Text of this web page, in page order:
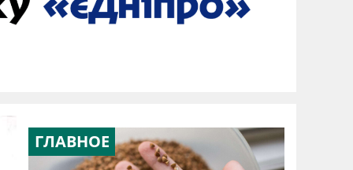
ГЛАВНОЕ